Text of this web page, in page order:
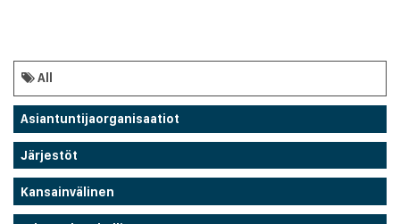
All
Asiantuntijaorganisaatiot
Järjestöt
Kansainvälinen